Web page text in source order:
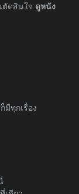
ตัดสินใจ ดูหนัง
มีทุกเรื่อง